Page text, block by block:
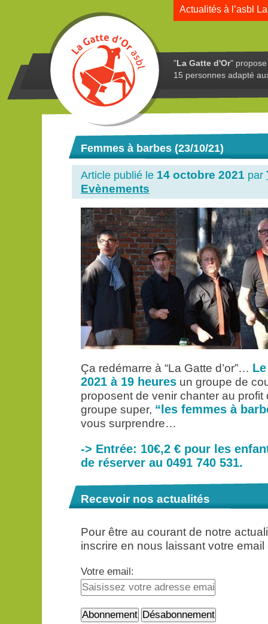
Actualités à l’asbl
"La Gatte d'Or"
15 personnes adapté
Femmes à barbes (23/10/21)
Article publié le 14 octobre 2021 par
Evènements
Ça redémarre à “La Gatte d’or”…
2021 à 19 heures un groupe de
proposent de venir chanter au
groupe super, “les femmes à
vous surprendre…
-> Entrée: 10€,2 € pour les
de réserver au 0491 740 531.
Recevoir nos actualités
Pour être au courant de notre
inscrire en nous laissant votre
Votre email: